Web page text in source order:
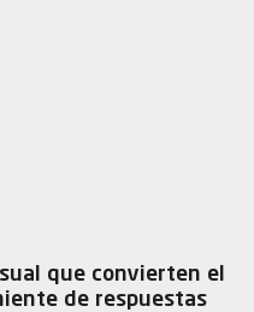
que convierten el
de respuestas